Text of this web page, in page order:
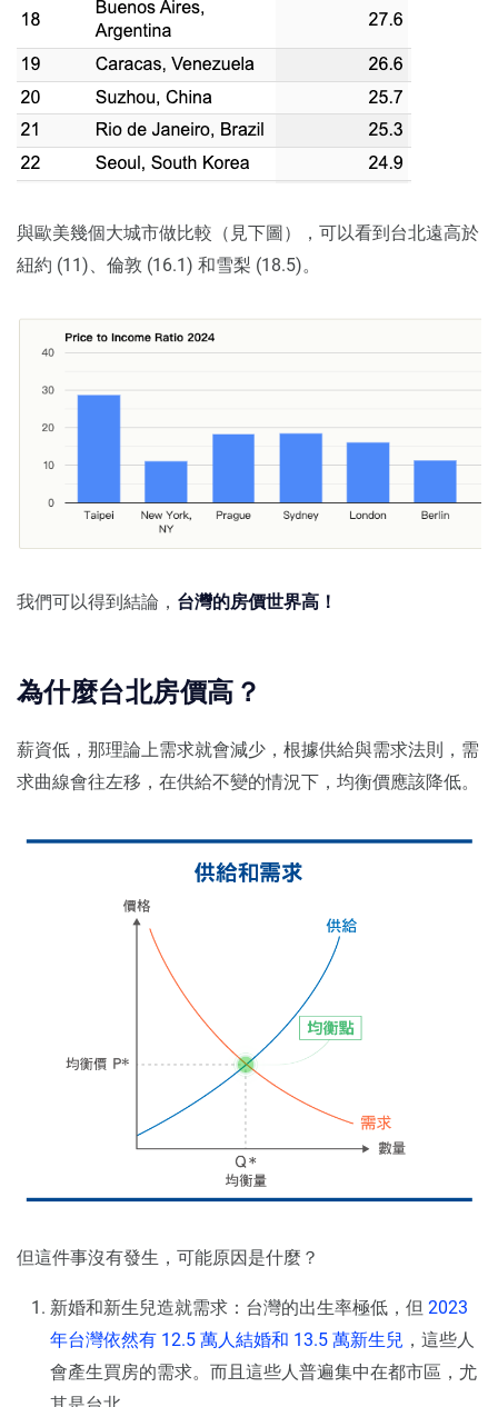
與歐美幾個大城市做比較（見下圖），可以看到台北遠高於
紐約 (11)、倫敦 (16.1) 和雪梨 (18.5)。
我們可以得到結論， 台灣的房價世界高！
為什麼台北房價高？
薪資低，那理論上需求就會減少，根據供給與需求法則，需
求曲線會往左移，在供給不變的情況下，均衡價應該降低。
但這件事沒有發生，可能原因是什麼？
新婚和新生兒造就需求：台灣的出生率極低，但 2023
年台灣依然有 12.5 萬人結婚和 13.5 萬新生兒 ，這些人
會產生買房的需求。而且這些人普遍集中在都市區，尤